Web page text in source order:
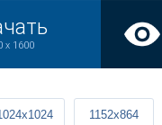
x 1600
1152x864